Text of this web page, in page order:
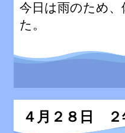
今日は雨のため
た。
４月２８日